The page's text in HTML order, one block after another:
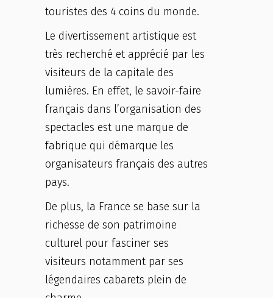
touristes des 4 coins du monde.
Le divertissement artistique est
très recherché et apprécié par les
visiteurs de la capitale des
lumières. En effet, le savoir-faire
français dans l’organisation des
spectacles est une marque de
fabrique qui démarque les
organisateurs français des autres
pays.
De plus, la France se base sur la
richesse de son patrimoine
culturel pour fasciner ses
visiteurs notamment par ses
légendaires cabarets plein de